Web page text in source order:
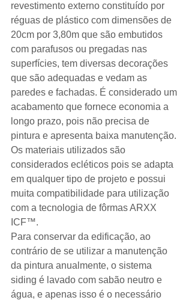
revestimento externo constituído por
réguas de plástico com dimensões de
20cm por 3,80m que são embutidos
com parafusos ou pregadas nas
superfícies, tem diversas decorações
que são adequadas e vedam as
paredes e fachadas. É considerado um
acabamento que fornece economia a
longo prazo, pois não precisa de
pintura e apresenta baixa manutenção.
Os materiais utilizados são
considerados ecléticos pois se adapta
em qualquer tipo de projeto e possui
muita compatibilidade para utilização
com a tecnologia de fôrmas ARXX
ICF™.
Para conservar da edificação, ao
contrário de se utilizar a manutenção
da pintura anualmente, o sistema
siding é lavado com sabão neutro e
água, e apenas isso é o necessário